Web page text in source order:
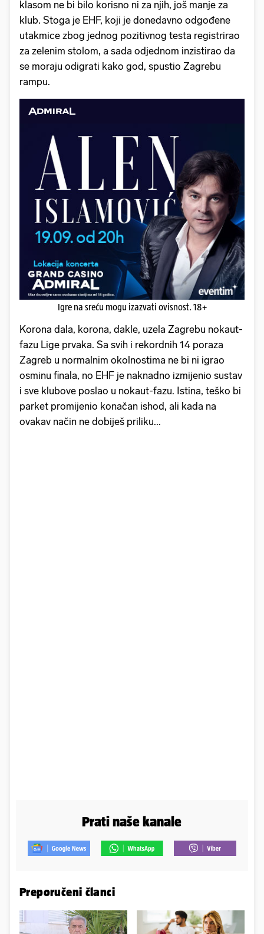
klasom ne bi bilo korisno ni za njih, još manje za
klub. Stoga je EHF, koji je donedavno odgođene
utakmice zbog jednog pozitivnog testa registrirao
za zelenim stolom, a sada odjednom inzistirao da
se moraju odigrati kako god, spustio Zagrebu
rampu.
Igre na sreću mogu izazvati ovisnost. 18+
Korona dala, korona, dakle, uzela Zagrebu nokaut-
fazu Lige prvaka. Sa svih i rekordnih 14 poraza
Zagreb u normalnim okolnostima ne bi ni igrao
osminu finala, no EHF je naknadno izmijenio sustav
i sve klubove poslao u nokaut-fazu. Istina, teško bi
parket promijenio konačan ishod, ali kada na
ovakav način ne dobiješ priliku...
Prati naše kanale
Preporučeni članci